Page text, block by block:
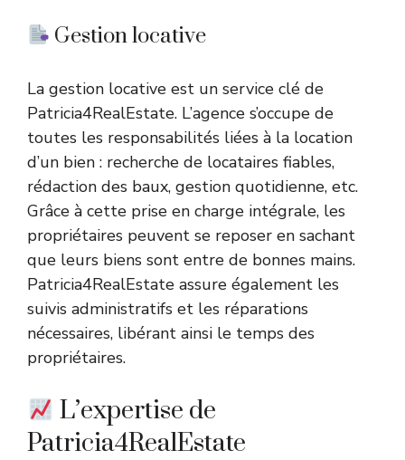
Gestion locative
La gestion locative est un service clé de
Patricia4RealEstate. L’agence s’occupe de
toutes les responsabilités liées à la location
d’un bien : recherche de locataires fiables,
rédaction des baux, gestion quotidienne, etc.
Grâce à cette prise en charge intégrale, les
propriétaires peuvent se reposer en sachant
que leurs biens sont entre de bonnes mains.
Patricia4RealEstate assure également les
suivis administratifs et les réparations
nécessaires, libérant ainsi le temps des
propriétaires.
L’expertise de
Patricia4RealEstate